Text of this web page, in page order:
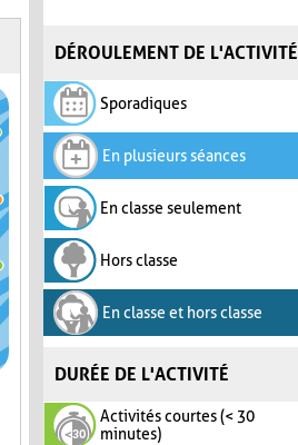
DÉROULEMENT DE L'ACTIVITÉ
Sporadiques
En plusieurs séances
En classe seulement
Hors classe
En classe et hors classe
DURÉE DE L'ACTIVITÉ
Activités courtes (< 30
minutes)